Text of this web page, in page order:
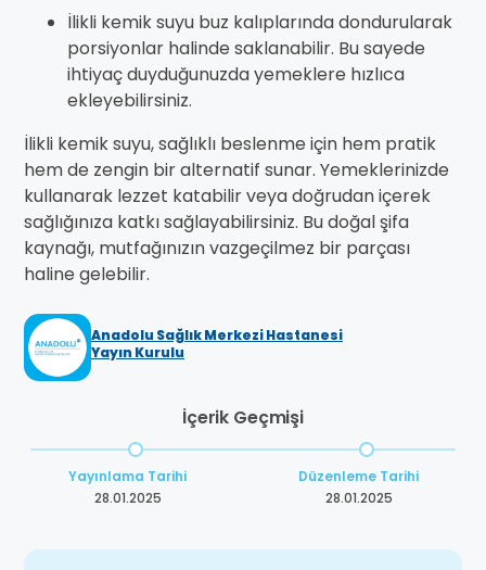
İlikli kemik suyu buz kalıplarında dondurularak
porsiyonlar halinde saklanabilir. Bu sayede
ihtiyaç duyduğunuzda yemeklere hızlıca
ekleyebilirsiniz.
İlikli kemik suyu, sağlıklı beslenme için hem pratik
hem de zengin bir alternatif sunar. Yemeklerinizde
kullanarak lezzet katabilir veya doğrudan içerek
sağlığınıza katkı sağlayabilirsiniz. Bu doğal şifa
kaynağı, mutfağınızın vazgeçilmez bir parçası
haline gelebilir.
Anadolu Sağlık Merkezi Hastanesi
Yayın Kurulu
İçerik Geçmişi
Yayınlama Tarihi
28.01.2025
Düzenleme Tarihi
28.01.2025